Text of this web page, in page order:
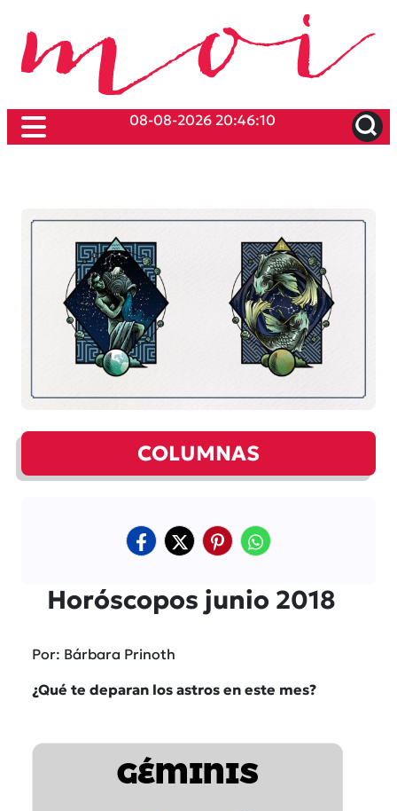
08-08-2026 20:46:10
COLUMNAS
Horóscopos junio 2018
Por: Bárbara Prinoth
¿Qué te deparan los astros en este mes?